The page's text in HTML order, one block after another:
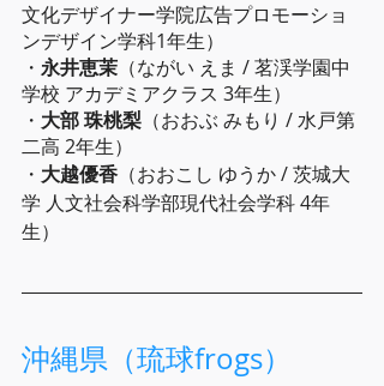
文化デザイナー学院広告プロモーショ
ンデザイン学科1年生）
・ 永井恵茉 （ながい えま / 茗渓学園中
学校 アカデミアクラス 3年生）
・ 大部 珠桃梨 （おおぶ みもり / 水戸第
二高 2年生）
・ 大越優香 （おおこし ゆうか / 茨城大
学 人文社会科学部現代社会学科 4年
生）
沖縄県（琉球frogs）